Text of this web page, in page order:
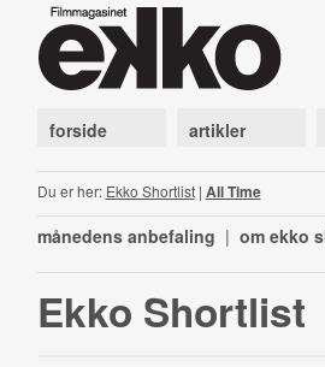
forside artikler
Du er her: Ekko Shortlist| All Time
månedens anbefaling | om ekko
Ekko Shortlist